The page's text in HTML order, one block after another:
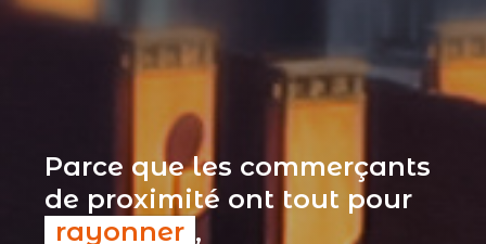
Parce que les commerçants
de proximité ont tout pour
rayonner ,